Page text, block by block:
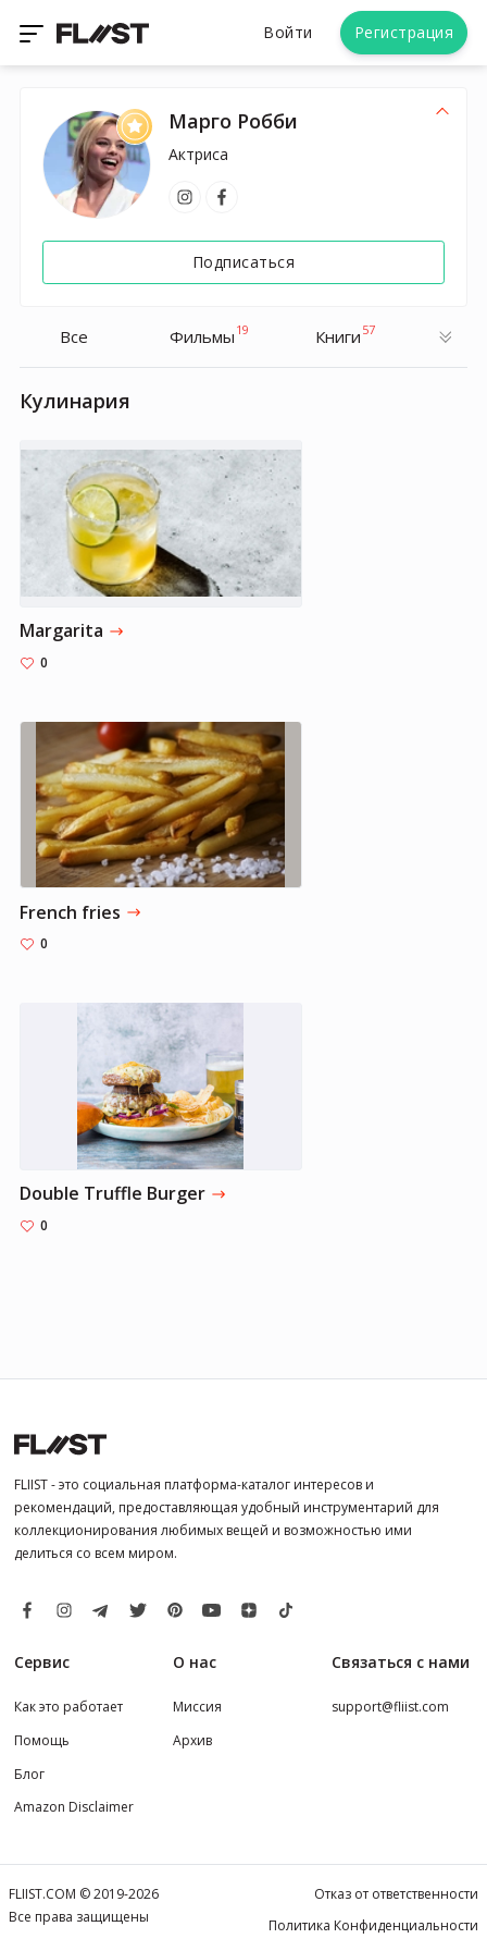
Войти Регистрация
Марго Робби
Актриса
Подписаться
Все Фильмы 19 Книги 57
Кулинария
Margarita
0
French fries
0
Double Truffle Burger
0
FLIIST - это социальная платформа-каталог интересов и
рекомендаций, предоставляющая удобный инструментарий для
коллекционирования любимых вещей и возможностью ими
делиться со всем миром.
Сервис
Как это работает
Помощь
Блог
Amazon Disclaimer
О нас
Миссия
Архив
Связаться с нами
support@fliist.com
FLIIST.COM © 2019-2026
Все права защищены
Отказ от ответственности
Политика Конфиденциальности